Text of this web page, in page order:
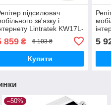
підсилювач
зв'язку і
Lintratek KW17L-
1800 МГц (17/8 дБі)
859₴ 6 103 ₴
Купити
900
5
–50%